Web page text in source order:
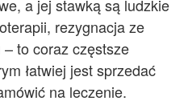
a jej stawką są ludzkie
rezygnacja ze
to coraz częstsze
łatwiej jest sprzedać
na leczenie.